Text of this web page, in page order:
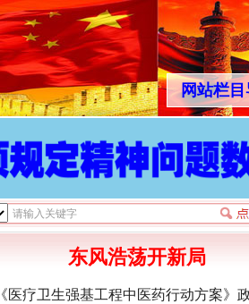
网站栏目
东风浩荡开新局
《医疗卫生强基工程中医药行动方案》